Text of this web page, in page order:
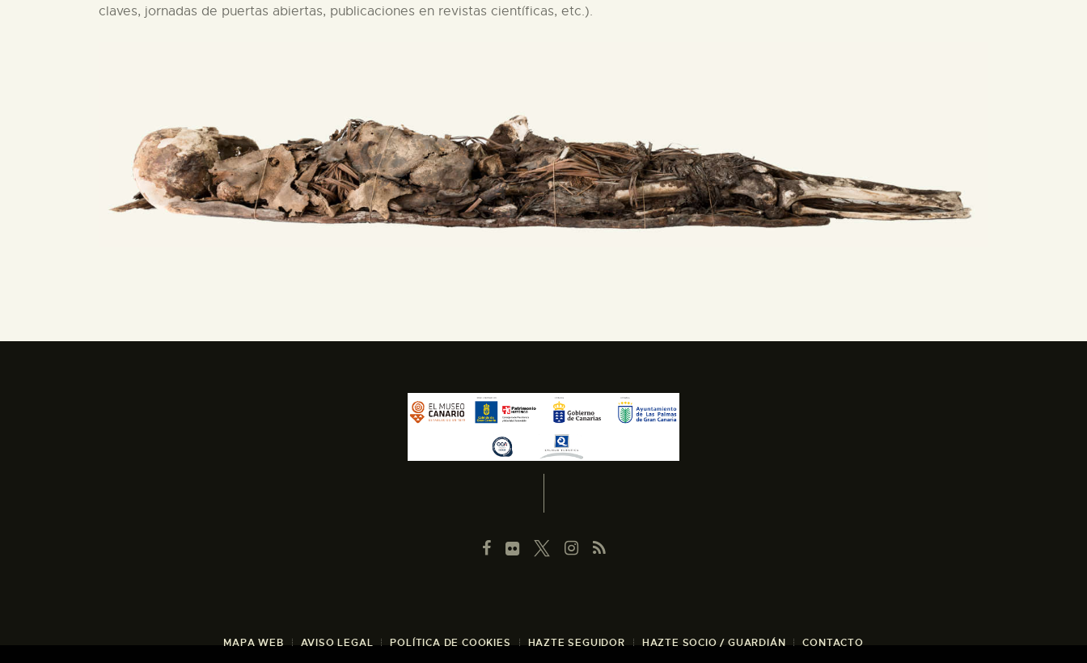
claves, jornadas de puertas abiertas, publicaciones en revistas científicas, etc.).
MAPA WEB AVISO LEGAL POLÍTICA DE COOKIES HAZTE SEGUIDOR HAZTE SOCIO / GUARDIÁN CONTACTO